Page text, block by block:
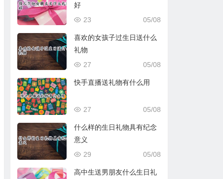
好
05/08
23
喜欢的女孩子过生日送什么
礼物
05/08
27
快手直播送礼物有什么用
05/08
27
什么样的生日礼物具有纪念
意义
05/08
29
高中生送男朋友什么生日礼